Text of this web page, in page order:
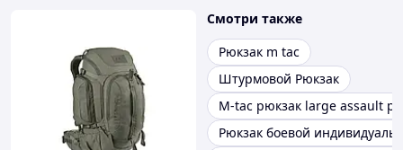
Смотри также
Рюкзак m tac
Штурмовой Рюкзак
M-tac рюкзак large assault
Рюкзак боевой